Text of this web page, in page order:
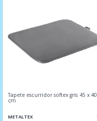
Tapete escurridor softex gris 45 x 40
cm
METALTEX